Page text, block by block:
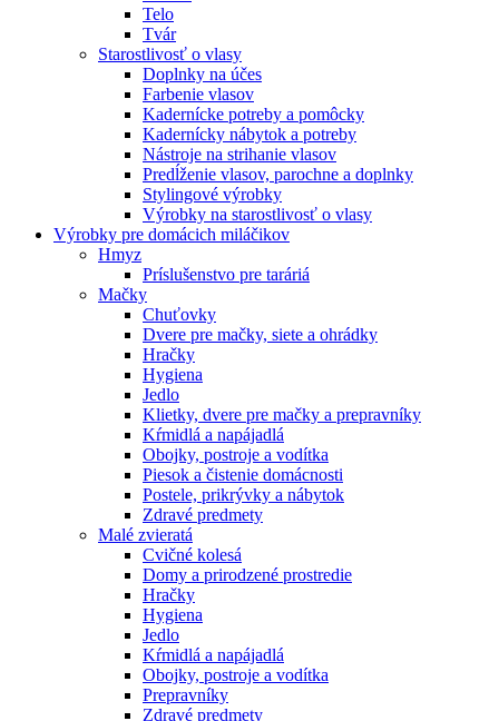
Telo
Tvár
Starostlivosť o vlasy
Doplnky na účes
Farbenie vlasov
Kadernícke potreby a pomôcky
Kadernícky nábytok a potreby
Nástroje na strihanie vlasov
Predĺženie vlasov, parochne a doplnky
Stylingové výrobky
Výrobky na starostlivosť o vlasy
Výrobky pre domácich miláčikov
Hmyz
Príslušenstvo pre taráriá
Mačky
Chuťovky
Dvere pre mačky, siete a ohrádky
Hračky
Hygiena
Jedlo
Klietky, dvere pre mačky a prepravníky
Kŕmidlá a napájadlá
Obojky, postroje a vodítka
Piesok a čistenie domácnosti
Postele, prikrývky a nábytok
Zdravé predmety
Malé zvieratá
Cvičné kolesá
Domy a prirodzené prostredie
Hračky
Hygiena
Jedlo
Kŕmidlá a napájadlá
Obojky, postroje a vodítka
Prepravníky
Zdravé predmety